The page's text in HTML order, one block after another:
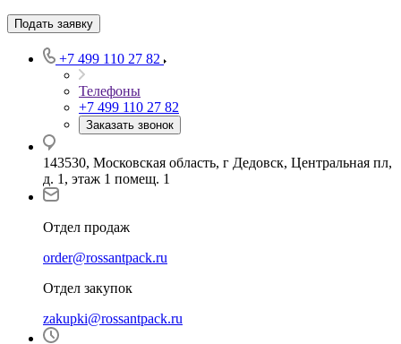
Подать заявку
+7 499 110 27 82
Телефоны
+7 499 110 27 82
Заказать звонок
143530, Московская область, г Дедовск, Центральная пл,
д. 1, этаж 1 помещ. 1
Отдел продаж
order@rossantpack.ru
Отдел закупок
zakupki@rossantpack.ru